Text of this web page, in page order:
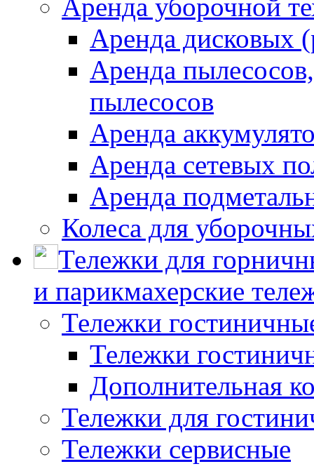
Аренда уборочной
Аренда дисковых
Аренда
пылесосов
Аренда
Аренда сетевых
Аренда
Колеса для
Тележки для
и парикмахерские
Тележки
Тележки
Дополнительная
Тележки для
Тележки сервисные